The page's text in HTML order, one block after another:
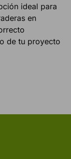
ideal para
en
de tu proyecto